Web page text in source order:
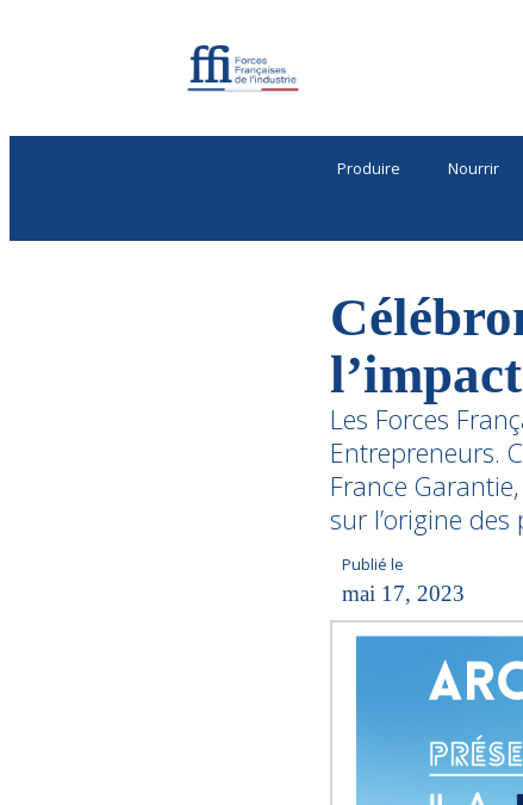
Produire Nourrir
Les Forces
Entrepreneurs.
France
sur l’origine
Publié le
mai 17, 2023